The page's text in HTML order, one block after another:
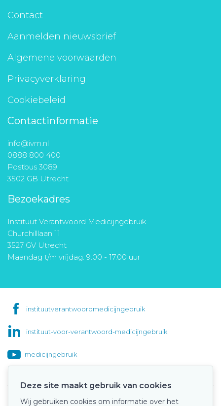
Contact
Aanmelden nieuwsbrief
Algemene voorwaarden
Privacyverklaring
Cookiebeleid
Contactinformatie
info@ivm.nl
0888 800 400
Postbus 3089
3502 GB Utrecht
Bezoekadres
Instituut Verantwoord Medicijngebruik
Churchilllaan 11
3527 GV Utrecht
Maandag t/m vrijdag: 9.00 - 17.00 uur
instituutverantwoordmedicijngebruik
instituut-voor-verantwoord-medicijngebruik
medicijngebruik
Deze site maakt gebruik van cookies
Wij gebruiken cookies om informatie over het